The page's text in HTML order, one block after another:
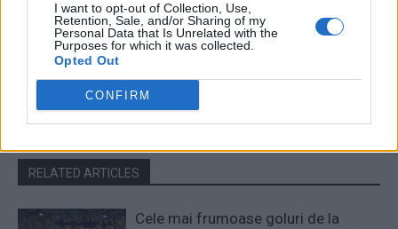
I want to opt-out of Collection, Use,
Retention, Sale, and/or Sharing of my
Personal Data that Is Unrelated with the
Purposes for which it was collected.
Opted Out
CONFIRM
Robert Mateescu
RELATED ARTICLES
Cele mai frumoase goluri de la